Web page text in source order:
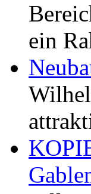
ein